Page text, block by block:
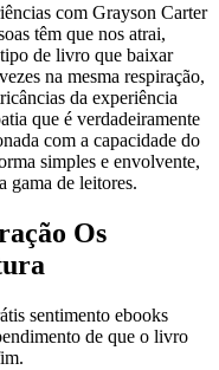
com Grayson Carter
têm que nos atrai,
de livro que baixar
na mesma respiração,
da experiência
que é verdadeiramente
com a capacidade do
simples e envolvente,
gama de leitores.
Os
sentimento ebooks
de que o livro